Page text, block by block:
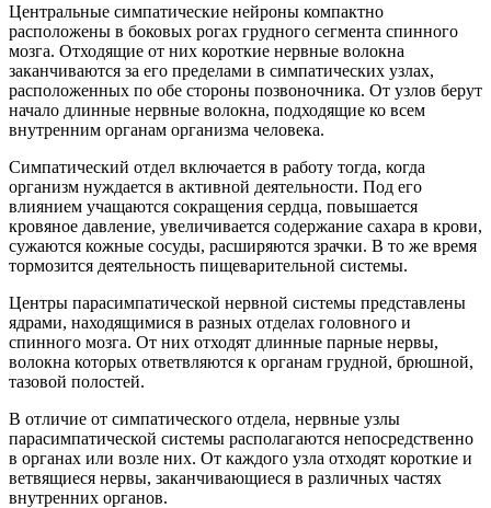
Центральные симпатические нейроны компактно
расположены в боковых рогах грудного сегмента спинного
мозга. Отходящие от них короткие нервные волокна
заканчиваются за его пределами в симпатических узлах,
расположенных по обе стороны позвоночника. От узлов берут
начало длинные нервные волокна, подходящие ко всем
внутренним органам организма человека.
Симпатический отдел включается в работу тогда, когда
организм нуждается в активной деятельности. Под его
влиянием учащаются сокращения сердца, повышается
кровяное давление, увеличивается содержание сахара в крови,
сужаются кожные сосуды, расширяются зрачки. В то же время
тормозится деятельность пищеварительной системы.
Центры парасимпатической нервной системы представлены
ядрами, находящимися в разных отделах головного и
спинного мозга. От них отходят длинные парные нервы,
волокна которых ответвляются к органам грудной, брюшной,
тазовой полостей.
В отличие от симпатического отдела, нервные узлы
парасимпатической системы располагаются непосредственно
в органах или возле них. От каждого узла отходят короткие и
ветвящиеся нервы, заканчивающиеся в различных частях
внутренних органов.